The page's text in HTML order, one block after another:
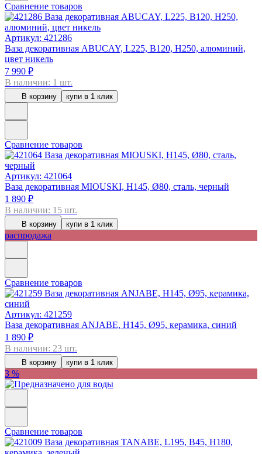
Сравнение товаров
Артикул: 421286
Ваза декоративная ABUCAY, L225, B120, H250, алюминий,
цвет никель
7 990 ₽
В наличии: 1 шт.
В корзину купи в 1 клик
Сравнение товаров
Артикул: 421064
Ваза декоративная MIOUSKI, H145, Ø80, сталь, черный
1 890 ₽
В наличии: 15 шт.
В корзину купи в 1 клик
распродажа
Сравнение товаров
Артикул: 421259
Ваза декоративная ANJABE, H145, Ø95, керамика, синий
1 890 ₽
В наличии: 23 шт.
В корзину купи в 1 клик
3 %
Сравнение товаров